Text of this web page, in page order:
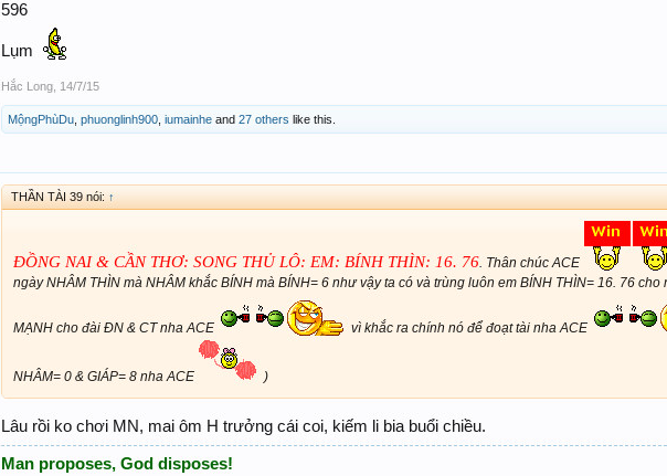
596
Lụm
Hắc Long 14/7/15
MộngPhùDu phuonglinh900 iumainhe and 27 others like this.
THẦN TÀI 39 nói: ↑
ĐỒNG NAI & CẦN THƠ: SONG THỦ LÔ: EM: BÍNH THÌN: 16. 76. Thân chúc ACE
ngày NHÂM THÌN mà NHÂM khắc BÍNH mà BÍNH= 6 như vậy ta có và trùng luôn em BÍNH THÌN= 16. 76 cho
MẠNH cho đài ĐN & CT nha ACE vì khắc ra chính nó để đoạt tài nha ACE
NHÂM= 0 & GIÁP= 8 nha ACE )
Lâu rồi ko chơi MN, mai ôm H trưởng cái coi, kiếm li bia buổi chiều.
Man proposes, God disposes!